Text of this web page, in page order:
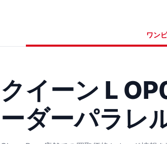
ワン
クイーン L
ーダーパラレ